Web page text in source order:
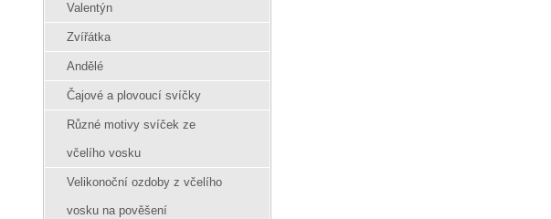
Valentýn
Zvířátka
Andělé
Čajové a plovoucí svíčky
Různé motivy svíček ze
včelího vosku
Velikonoční ozdoby z včelího
vosku na pověšení